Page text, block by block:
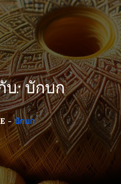
: บักบก
บักบก